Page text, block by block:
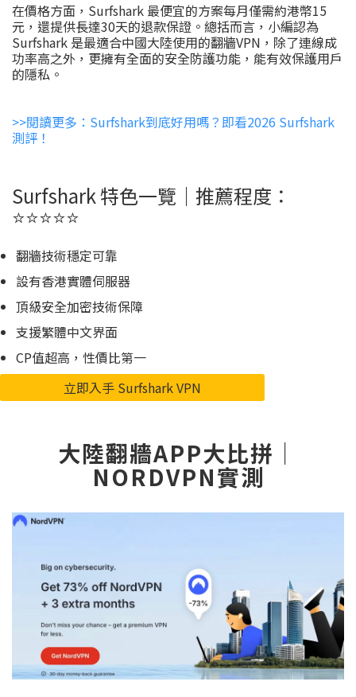
在價格方面，Surfshark 最便宜的方案每月僅需約港幣15
元，還提供長達30天的退款保證。總括而言，小編認為
Surfshark 是最適合中國大陸使用的翻牆VPN，除了連線成
功率高之外，更擁有全面的安全防護功能，能有效保護用戶
的隱私。
>>閱讀更多：Surfshark到底好用嗎？即看2026 Surfshark
測評！
Surfshark 特色一覽｜推薦程度：
⭐️⭐️⭐️⭐️⭐️
翻牆技術穩定可靠
設有香港實體伺服器
頂級安全加密技術保障
支援繁體中文界面
CP值超高，性價比第一
立即入手 Surfshark VPN
大陸翻牆APP大比拼｜
NORDVPN實測